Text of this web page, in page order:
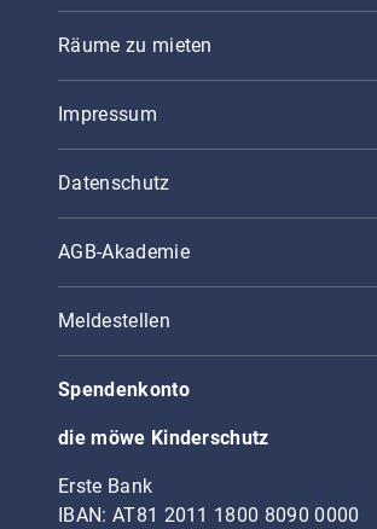
Räume zu mieten
Impressum
Datenschutz
AGB-Akademie
Meldestellen
Spendenkonto
die möwe Kinderschutz
Erste Bank
IBAN: AT81 2011 1800 8090 0000